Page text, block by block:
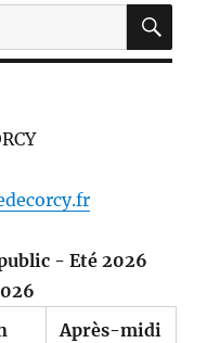
- Eté 2026
Après-midi